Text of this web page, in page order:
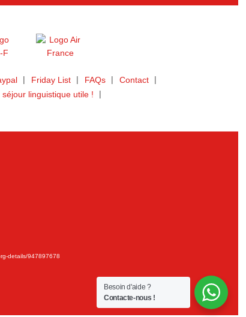
Friday List FAQs
Contact
séjour linguistique utile !
details/947897678
Besoin d'aide ?
Contacte-nous !